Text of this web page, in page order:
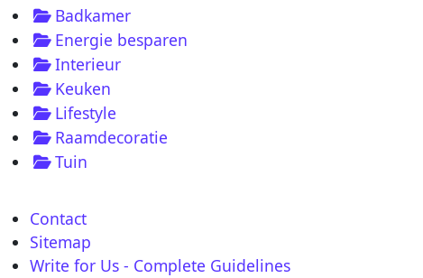
Badkamer
Energie besparen
Interieur
Keuken
Lifestyle
Raamdecoratie
Tuin
Contact
Sitemap
Write for Us - Complete Guidelines